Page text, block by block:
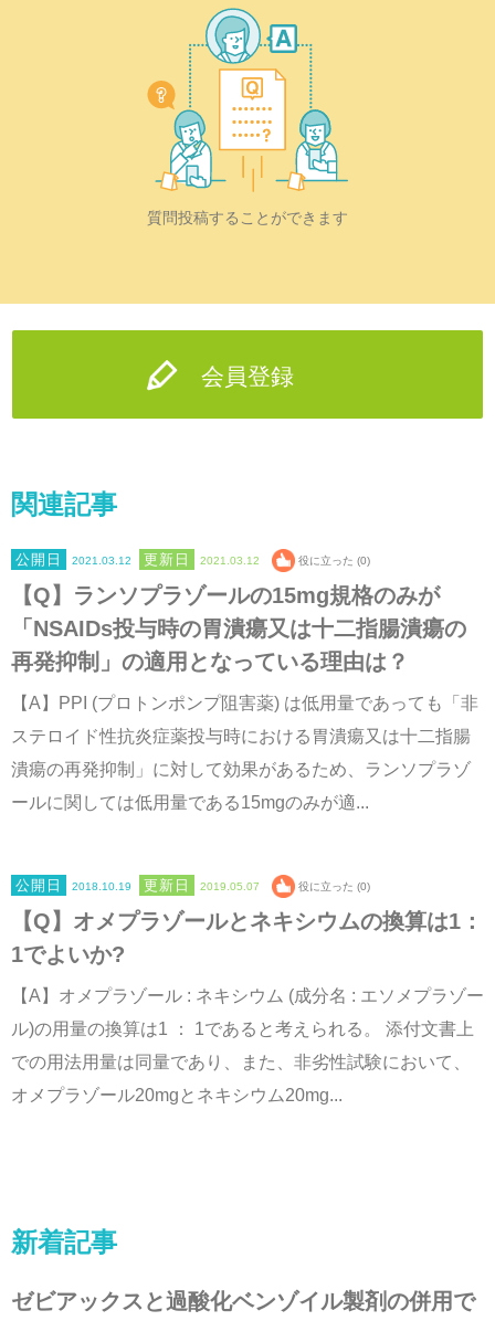
質問投稿することができます
会員登録
関連記事
2021.03.12 2021.03.12 役に立った (0)
【Q】ランソプラゾールの15mg規格のみが
「NSAIDs投与時の胃潰瘍又は十二指腸潰瘍の
再発抑制」の適用となっている理由は？
【A】PPI (プロトンポンプ阻害薬) は低用量であっても「非
ステロイド性抗炎症薬投与時における胃潰瘍又は十二指腸
潰瘍の再発抑制」に対して効果があるため、ランソプラゾ
ールに関しては低用量である15mgのみが適...
2018.10.19 2019.05.07 役に立った (0)
【Q】オメプラゾールとネキシウムの換算は1：
1でよいか?
【A】オメプラゾール : ネキシウム (成分名 : エソメプラゾー
ル)の用量の換算は1 ： 1であると考えられる。 添付文書上
での用法用量は同量であり、また、非劣性試験において、
オメプラゾール20mgとネキシウム20mg...
新着記事
ゼビアックスと過酸化ベンゾイル製剤の併用で